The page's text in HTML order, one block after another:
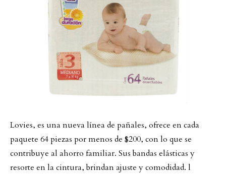
Lovies, es una nueva línea de pañales, ofrece en cada
paquete 64 piezas por menos de $200, con lo que se
contribuye al ahorro familiar. Sus bandas elásticas y
resorte en la cintura, brindan ajuste y comodidad. l